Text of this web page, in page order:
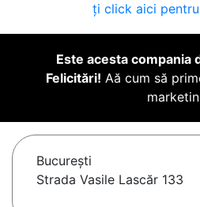
ți click aici
Este acesta compania
Felicitări! Aă cum să
Bucureşti
Strada Vasile Lascăr 133